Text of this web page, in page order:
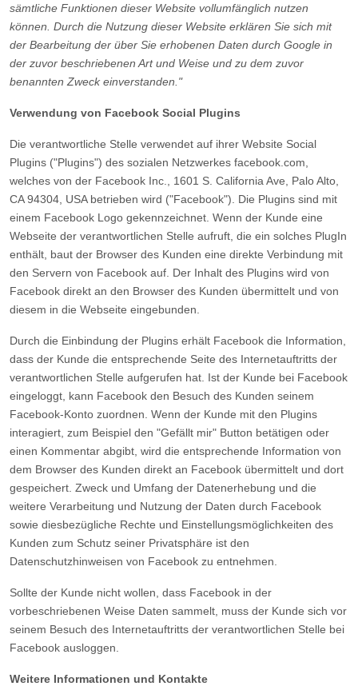
sämtliche Funktionen dieser Website vollumfänglich nutzen
können. Durch die Nutzung dieser Website erklären Sie sich mit
der Bearbeitung der über Sie erhobenen Daten durch Google in
der zuvor beschriebenen Art und Weise und zu dem zuvor
benannten Zweck einverstanden."
Verwendung von Facebook Social Plugins
Die verantwortliche Stelle verwendet auf ihrer Website Social
Plugins ("Plugins") des sozialen Netzwerkes facebook.com,
welches von der Facebook Inc., 1601 S. California Ave, Palo Alto,
CA 94304, USA betrieben wird ("Facebook"). Die Plugins sind mit
einem Facebook Logo gekennzeichnet. Wenn der Kunde eine
Webseite der verantwortlichen Stelle aufruft, die ein solches PlugIn
enthält, baut der Browser des Kunden eine direkte Verbindung mit
den Servern von Facebook auf. Der Inhalt des Plugins wird von
Facebook direkt an den Browser des Kunden übermittelt und von
diesem in die Webseite eingebunden.
Durch die Einbindung der Plugins erhält Facebook die Information,
dass der Kunde die entsprechende Seite des Internetauftritts der
verantwortlichen Stelle aufgerufen hat. Ist der Kunde bei Facebook
eingeloggt, kann Facebook den Besuch des Kunden seinem
Facebook-Konto zuordnen. Wenn der Kunde mit den Plugins
interagiert, zum Beispiel den "Gefällt mir" Button betätigen oder
einen Kommentar abgibt, wird die entsprechende Information von
dem Browser des Kunden direkt an Facebook übermittelt und dort
gespeichert. Zweck und Umfang der Datenerhebung und die
weitere Verarbeitung und Nutzung der Daten durch Facebook
sowie diesbezügliche Rechte und Einstellungsmöglichkeiten des
Kunden zum Schutz seiner Privatsphäre ist den
Datenschutzhinweisen von Facebook zu entnehmen.
Sollte der Kunde nicht wollen, dass Facebook in der
vorbeschriebenen Weise Daten sammelt, muss der Kunde sich vor
seinem Besuch des Internetauftritts der verantwortlichen Stelle bei
Facebook ausloggen.
Weitere Informationen und Kontakte